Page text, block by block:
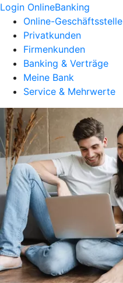
Login OnlineBanking
Online-Geschäftsstelle
Privatkunden
Firmenkunden
Banking & Verträge
Meine Bank
Service & Mehrwerte